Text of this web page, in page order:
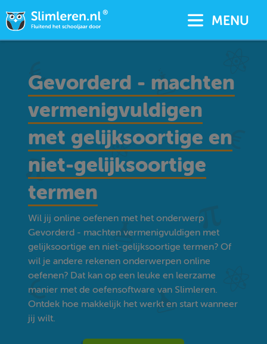
MENU
Gevorderd - machten
vermenigvuldigen
met gelijksoortige en
niet-gelijksoortige
termen
Wil jij online oefenen met het onderwerp
Gevorderd - machten vermenigvuldigen met
gelijksoortige en niet-gelijksoortige termen? Of
wil je andere rekenen onderwerpen online
oefenen? Dat kan op een leuke en leerzame
manier met de oefensoftware van Slimleren.
Ontdek hoe makkelijk het werkt en start wanneer
jij wilt.